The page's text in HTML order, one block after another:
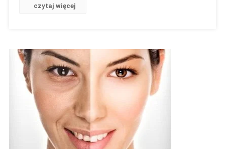
czytaj więcej